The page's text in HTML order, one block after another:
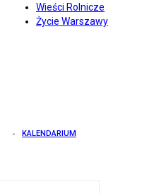
Wieści Rolnicze
Życie Warszawy
KALENDARIUM